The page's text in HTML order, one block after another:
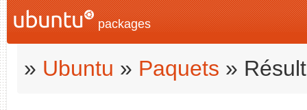
packages
» Ubuntu » Paquets »